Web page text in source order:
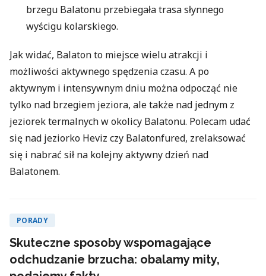
brzegu Balatonu przebiegała trasa słynnego
wyścigu kolarskiego.
Jak widać, Balaton to miejsce wielu atrakcji i
możliwości aktywnego spędzenia czasu. A po
aktywnym i intensywnym dniu można odpocząć nie
tylko nad brzegiem jeziora, ale także nad jednym z
jeziorek termalnych w okolicy Balatonu. Polecam udać
się nad jeziorko Heviz czy Balatonfured, zrelaksować
się i nabrać sił na kolejny aktywny dzień nad
Balatonem.
PORADY
Skuteczne sposoby wspomagające
odchudzanie brzucha: obalamy mity,